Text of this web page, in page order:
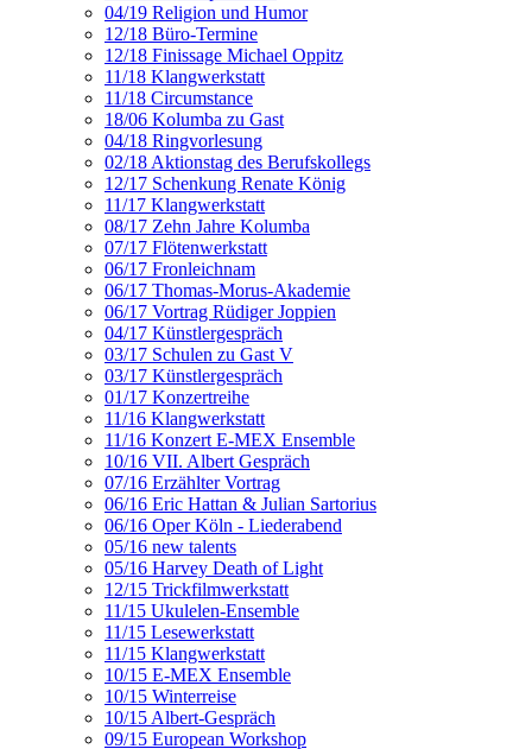
04/19 Religion und Humor
12/18 Büro-Termine
12/18 Finissage Michael Oppitz
11/18 Klangwerkstatt
11/18 Circumstance
18/06 Kolumba zu Gast
04/18 Ringvorlesung
02/18 Aktionstag des Berufskollegs
12/17 Schenkung Renate König
11/17 Klangwerkstatt
08/17 Zehn Jahre Kolumba
07/17 Flötenwerkstatt
06/17 Fronleichnam
06/17 Thomas-Morus-Akademie
06/17 Vortrag Rüdiger Joppien
04/17 Künstlergespräch
03/17 Schulen zu Gast V
03/17 Künstlergespräch
01/17 Konzertreihe
11/16 Klangwerkstatt
11/16 Konzert E-MEX Ensemble
10/16 VII. Albert Gespräch
07/16 Erzählter Vortrag
06/16 Eric Hattan & Julian Sartorius
06/16 Oper Köln - Liederabend
05/16 new talents
05/16 Harvey Death of Light
12/15 Trickfilmwerkstatt
11/15 Ukulelen-Ensemble
11/15 Lesewerkstatt
11/15 Klangwerkstatt
10/15 E-MEX Ensemble
10/15 Winterreise
10/15 Albert-Gespräch
09/15 European Workshop